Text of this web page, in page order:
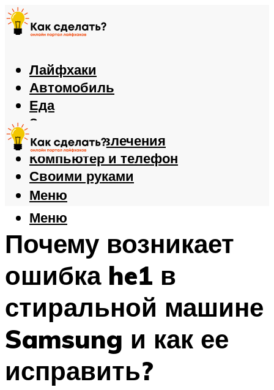
Лайфхаки
Автомобиль
Еда
Здоровье
Игры и развлечения
Компьютер и телефон
Своими руками
Меню
Меню
Почему возникает
ошибка he1 в
стиральной машине
Samsung и как ее
исправить?